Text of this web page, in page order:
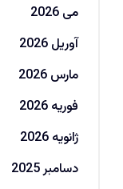
می 2026
آوریل 2026
مارس 2026
فوریه 2026
ژانویه 2026
دسامبر 2025